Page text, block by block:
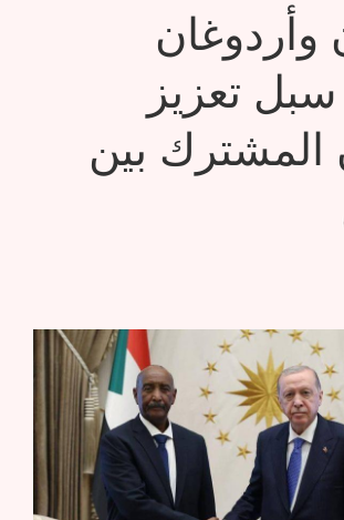
وأردوغان
سبل تعزيز
المشترك بين